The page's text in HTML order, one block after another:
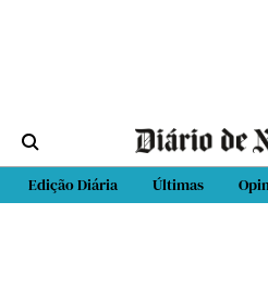
Edição Diária Últimas